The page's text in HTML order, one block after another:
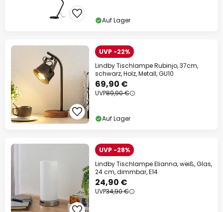
Auf Lager
UVP -22%
Lindby Tischlampe Rubinjo, 37cm,
schwarz, Holz, Metall, GU10
69,90 €
UVP89,90 €
Auf Lager
UVP -28%
Lindby Tischlampe Elianna, weiß, Glas,
24 cm, dimmbar, E14
24,90 €
UVP34,90 €